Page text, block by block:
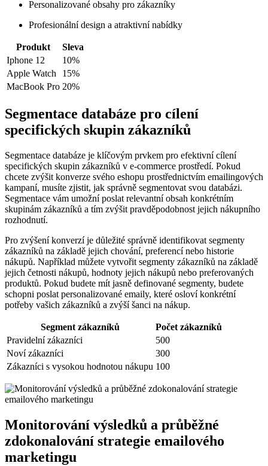
Personalizované obsahy pro zákazníky
Profesionální design a atraktivní nabídky
Produkt
Sleva
Iphone 12
10%
Apple Watch
15%
MacBook Pro 20%
Segmentace databáze pro cílení
specifických skupin zákazníků
Segmentace databáze je klíčovým prvkem pro efektivní cílení
specifických skupin zákazníků v e-commerce prostředí. Pokud
chcete zvýšit konverze svého eshopu prostřednictvím emailingových
kampaní, musíte zjistit, jak správně segmentovat svou databázi.
Segmentace vám umožní poslat relevantní obsah konkrétním
skupinám zákazníků a tím zvýšit pravděpodobnost jejich nákupního
rozhodnutí.
Pro zvýšení konverzí je důležité správně identifikovat segmenty
zákazníků na základě jejich chování, preferencí nebo historie
nákupů. Například můžete vytvořit segmenty zákazníků na základě
jejich četnosti nákupů, hodnoty jejich nákupů nebo preferovaných
produktů. Pokud budete mít jasně definované segmenty, budete
schopni poslat personalizované emaily, které osloví konkrétní
potřeby vašich zákazníků a zvýší šanci na nákup.
Segment zákazníků
Počet zákazníků
Pravidelní zákazníci
500
Noví zákazníci
300
Zákazníci s vysokou hodnotou nákupu 100
Monitorování výsledků a průběžné
zdokonalování strategie emailového
marketingu